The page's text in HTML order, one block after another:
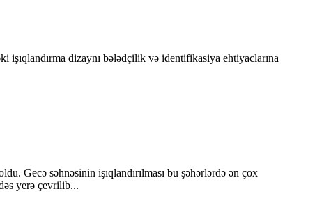
işıqlandırma dizaynı bələdçilik və identifikasiya ehtiyaclarına
Gecə səhnəsinin işıqlandırılması bu şəhərlərdə ən çox
yerə çevrilib...